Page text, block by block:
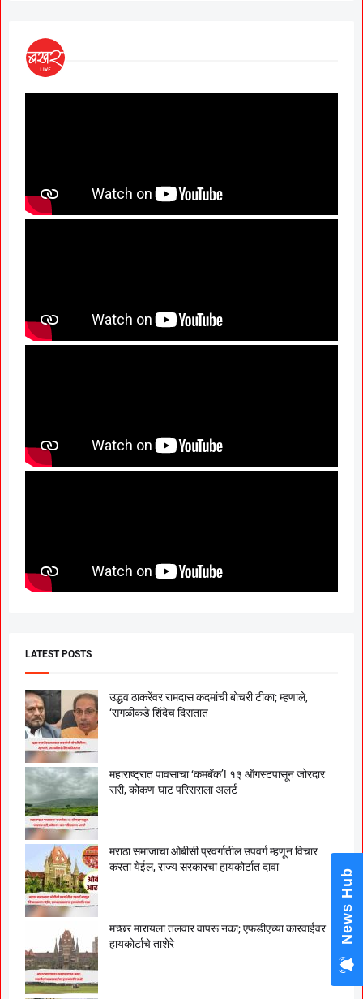
LATEST POSTS
उद्धव ठाकरेंवर रामदास कदमांची बोचरी टीका; म्हणाले,
‘सगळीकडे शिंदेच दिसतात
महाराष्ट्रात पावसाचा ‘कमबॅक’! १३ ऑगस्टपासून जोरदार
सरी, कोकण-घाट परिसराला अलर्ट
मराठा समाजाचा ओबीसी प्रवर्गातील उपवर्ग म्हणून विचार
करता येईल, राज्य सरकारचा हायकोर्टात दावा
मच्छर मारायला तलवार वापरू नका; एफडीएच्या कारवाईवर
हायकोर्टाचे ताशेरे
News Hub